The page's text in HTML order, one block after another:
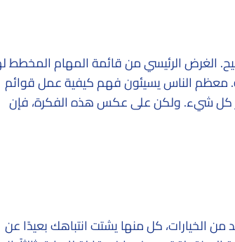
الغرض الرئيسي من قائمة المهام المخطط
معظم الناس يسيئون فهم كيفية عمل قوائم
كل شيء. ولكن على عكس هذه الفكرة، فإن
من الخيارات، كل منها يشتت انتباهك بعيدًا عن